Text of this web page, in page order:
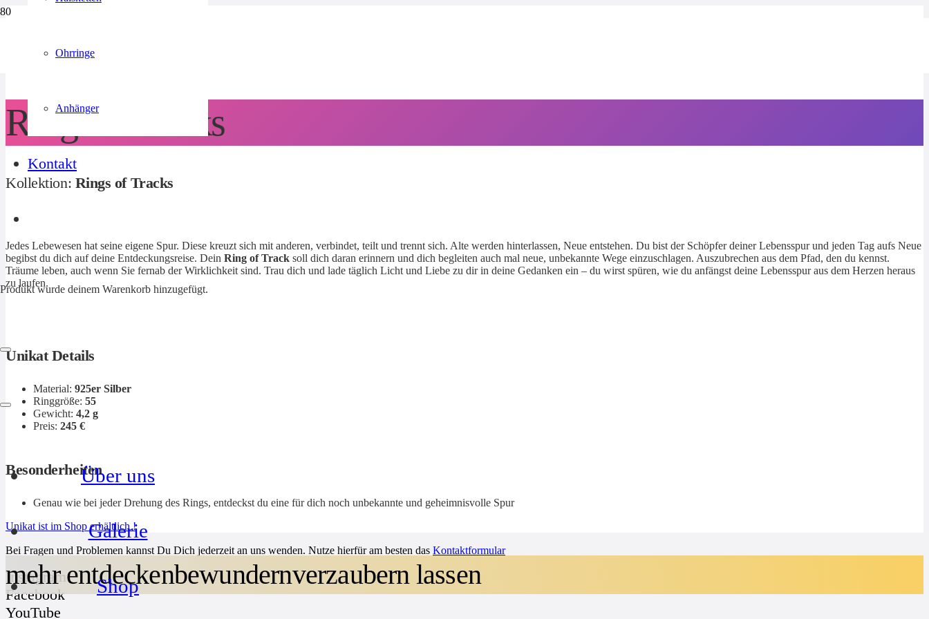
Ohrringe
Anhänger
Kontakt
Produktwurde deinem Warenkorb hinzugefügt.
Über uns
Galerie
Shop
Ring of Tracks
Kollektion: Rings of Tracks
Jedes Lebewesen hat seine eigene Spur. Diese kreuzt sich mit anderen, verbindet, teilt und trennt sich. Alte werden hinterlassen, Neue entstehen. Du bist der Schöpfer deiner Lebensspur und jeden Tag aufs Neue
begibst du dich auf deine Entdeckungsreise. Dein Ring of Track soll dich daran erinnern und dich begleiten auch mal neue, unbekannte Wege einzuschlagen. Auszubrechen aus dem Pfad, den du kennst.
Träume leben, auch wenn Sie fernab der Wirklichkeit sind. Trau dich und lade täglich Licht und Liebe zu dir in deine Gedanken ein – du wirst spüren, wie du anfängst deine Lebensspur aus dem Herzen heraus
zu laufen.
Unikat Details
Material: 925er Silber
Ringgröße: 55
Gewicht: 4,2 g
Preis: 245 €
Besonderheiten
Genau wie bei jeder Drehung des Rings, entdeckst du eine für dich noch unbekannte und geheimnisvolle Spur
Unikat ist im Shop erhältlich !
mehrentdeckenbewundernverzaubern lassen
Like a Skeleton
Underwater Love
Ocean Surge
Green Breath
Bei Fragen und Problemen kannst Du Dich jederzeit an uns wenden. Nutze hierfür am besten das Kontaktformular
Instagram
Facebook
YouTube